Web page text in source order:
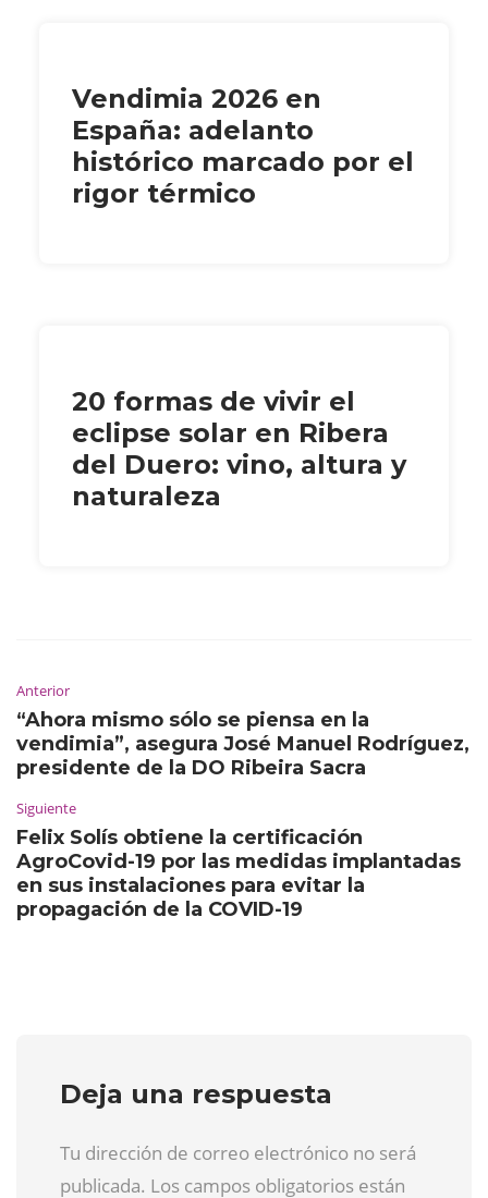
Vendimia 2026 en
España: adelanto
histórico marcado por el
rigor térmico
20 formas de vivir el
eclipse solar en Ribera
del Duero: vino, altura y
naturaleza
Anterior
“Ahora mismo sólo se piensa en la
vendimia”, asegura José Manuel Rodríguez,
presidente de la DO Ribeira Sacra
Siguiente
Felix Solís obtiene la certificación
AgroCovid-19 por las medidas implantadas
en sus instalaciones para evitar la
propagación de la COVID-19
Deja una respuesta
Tu dirección de correo electrónico no será
publicada. Los campos obligatorios están